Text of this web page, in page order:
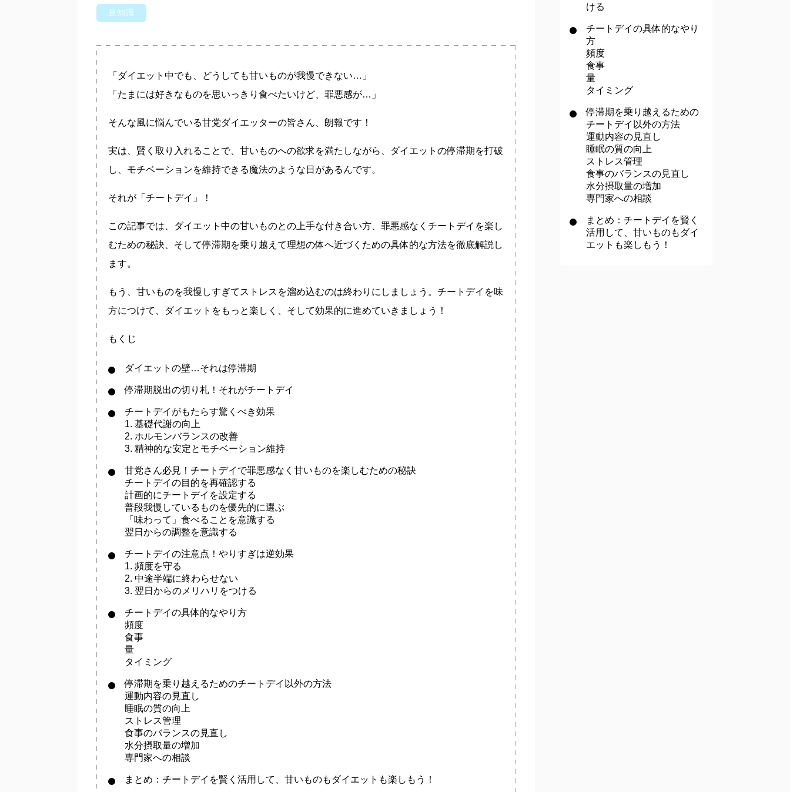
豆知識
「ダイエット中でも、どうしても甘いものが我慢できない…」
「たまには好きなものを思いっきり食べたいけど、罪悪感が…」
そんな風に悩んでいる甘党ダイエッターの皆さん、朗報です！
実は、賢く取り入れることで、甘いものへの欲求を満たしながら、ダイエットの停滞期を打破
し、モチベーションを維持できる魔法のような日があるんです。
それが「チートデイ」！
この記事では、ダイエット中の甘いものとの上手な付き合い方、罪悪感なくチートデイを楽し
むための秘訣、そして停滞期を乗り越えて理想の体へ近づくための具体的な方法を徹底解説し
ます。
もう、甘いものを我慢しすぎてストレスを溜め込むのは終わりにしましょう。チートデイを味
方につけて、ダイエットをもっと楽しく、そして効果的に進めていきましょう！
もくじ
ダイエットの壁…それは停滞期
停滞期脱出の切り札！それがチートデイ
チートデイがもたらす驚くべき効果
1. 基礎代謝の向上
2. ホルモンバランスの改善
3. 精神的な安定とモチベーション維持
甘党さん必見！チートデイで罪悪感なく甘いものを楽しむための秘訣
チートデイの目的を再確認する
計画的にチートデイを設定する
普段我慢しているものを優先的に選ぶ
「味わって」食べることを意識する
翌日からの調整を意識する
チートデイの注意点！やりすぎは逆効果
1. 頻度を守る
2. 中途半端に終わらせない
3. 翌日からのメリハリをつける
チートデイの具体的なやり方
頻度
食事
量
タイミング
停滞期を乗り越えるためのチートデイ以外の方法
運動内容の見直し
睡眠の質の向上
ストレス管理
食事のバランスの見直し
水分摂取量の増加
専門家への相談
まとめ：チートデイを賢く活用して、甘いものもダイエットも楽しもう！
ける
チートデイの具体的なやり
方
頻度
食事
量
タイミング
停滞期を乗り越えるための
チートデイ以外の方法
運動内容の見直し
睡眠の質の向上
ストレス管理
食事のバランスの見直し
水分摂取量の増加
専門家への相談
まとめ：チートデイを賢く
活用して、甘いものもダイ
エットも楽しもう！